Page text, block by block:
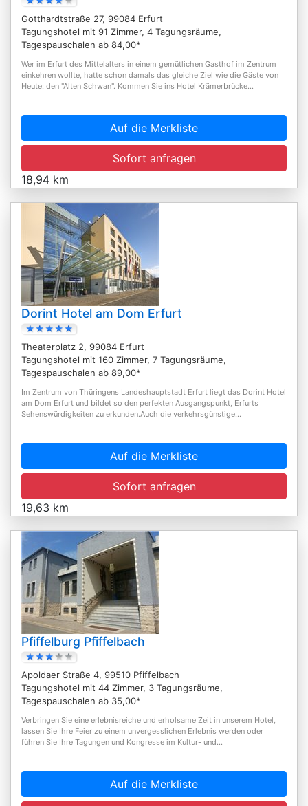
Gotthardtstraße 27, 99084 Erfurt
Tagungshotel mit 91 Zimmer, 4 Tagungsräume,
Tagespauschalen ab 84,00*
Wer im Erfurt des Mittelalters in einem gemütlichen Gasthof im Zentrum
einkehren wollte, hatte schon damals das gleiche Ziel wie die Gäste von
Heute: den "Alten Schwan". Kommen Sie ins Hotel Krämerbrücke...
Auf die Merkliste
Sofort anfragen
18,94 km
Dorint Hotel am Dom Erfurt
Theaterplatz 2, 99084 Erfurt
Tagungshotel mit 160 Zimmer, 7 Tagungsräume,
Tagespauschalen ab 89,00*
Im Zentrum von Thüringens Landeshauptstadt Erfurt liegt das Dorint Hotel
am Dom Erfurt und bildet so den perfekten Ausgangspunkt, Erfurts
Sehenswürdigkeiten zu erkunden.Auch die verkehrsgünstige...
Auf die Merkliste
Sofort anfragen
19,63 km
Pfiffelburg Pfiffelbach
Apoldaer Straße 4, 99510 Pfiffelbach
Tagungshotel mit 44 Zimmer, 3 Tagungsräume,
Tagespauschalen ab 35,00*
Verbringen Sie eine erlebnisreiche und erholsame Zeit in unserem Hotel,
lassen Sie Ihre Feier zu einem unvergesslichen Erlebnis werden oder
führen Sie Ihre Tagungen und Kongresse im Kultur- und...
Auf die Merkliste